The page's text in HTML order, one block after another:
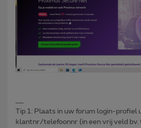
Tip 1: Plaats in uw forum login-profiel
klantnr/telefoonnr (in een vrij veld bv.